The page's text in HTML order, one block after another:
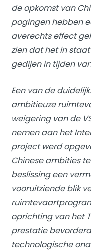
de opkomst van
pogingen hebben
averechts effect
zien dat het in
gedijen in tijden
Een van de
ambitieuze
weigering van de
nemen aan het
project werd
Chinese ambities
beslissing een
vooruitziende blik
oprichting van het
prestatie
technologische